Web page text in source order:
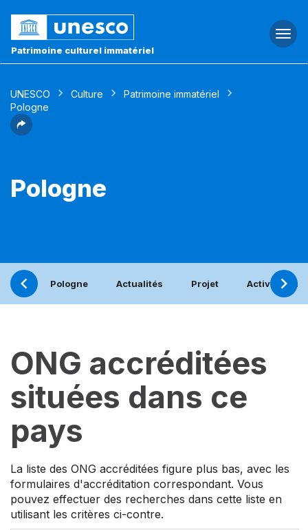
Patrimoine culturel immatériel
UNESCO Culture
Patrimoine immatériel
Pologne
Pologne
Pologne Actualités Projet Activités
ONG accréditées
situées dans ce
pays
La liste des ONG accréditées figure plus bas, avec les
formulaires d'accréditation correspondant. Vous
pouvez effectuer des recherches dans cette liste en
utilisant les critères ci-contre.